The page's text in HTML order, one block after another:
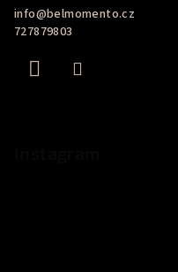
info@belmomento.cz
727879803